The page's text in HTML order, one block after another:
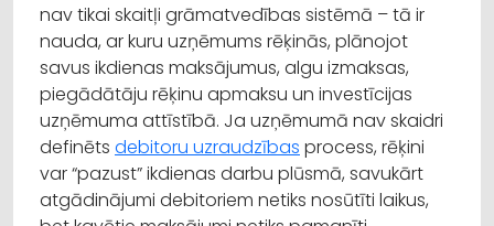
nav tikai skaitļi grāmatvedības sistēmā – tā ir
nauda, ar kuru uzņēmums rēķinās, plānojot
savus ikdienas maksājumus, algu izmaksas,
piegādātāju rēķinu apmaksu un investīcijas
uzņēmuma attīstībā. Ja uzņēmumā nav skaidri
definēts debitoru uzraudzības process, rēķini
var “pazust” ikdienas darbu plūsmā, savukārt
atgādinājumi debitoriem netiks nosūtīti laikus,